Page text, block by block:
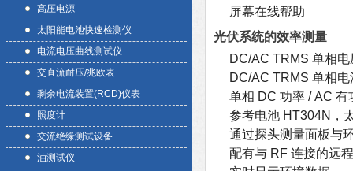
高压电源
太阳能电池快速检测仪
电流电压曲线测试仪
交直流耐压/兆欧表
剩余电流装置(RCD)仪表
照度计
交流绝缘测试设备
油测试仪
屏幕在线帮助
光伏系统的效率测量
DC/AC TRMS 单相电
DC/AC TRMS 单相电
单相 DC 功率 / AC 有
参考电池 HT304N，
通过探头测量面板与
配有与 RF 连接的远